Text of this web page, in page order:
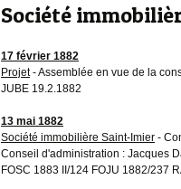
Société
17 février 1882
Projet- Assemblée en vue de la
JUBE 19.2.1882
13 mai 1882
Société immobilière Saint-Imier -
Conseil d'administration : Jacques
FOSC 1883 II/124 FOJU 1882/237